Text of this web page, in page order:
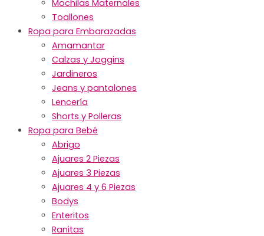
Mochilas Maternales
Toallones
Ropa para Embarazadas
Amamantar
Calzas y Joggins
Jardineros
Jeans y pantalones
Lencería
Shorts y Polleras
Ropa para Bebé
Abrigo
Ajuares 2 Piezas
Ajuares 3 Piezas
Ajuares 4 y 6 Piezas
Bodys
Enteritos
Ranitas